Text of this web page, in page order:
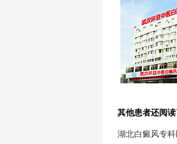
其他患者还阅读
湖北白癜风专